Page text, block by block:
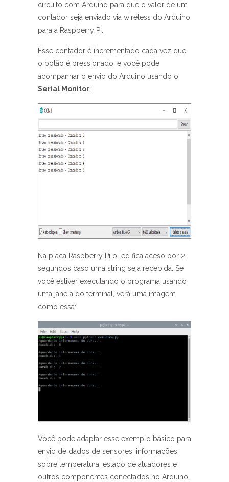
circuito com Arduino para que o valor de um
contador seja enviado via wireless do Arduino
para a Raspberry Pi.
Esse contador é incrementado cada vez que
o botão é pressionado, e você pode
acompanhar o envio do Arduino usando o
Serial Monitor:
Na placa Raspberry Pi o led fica aceso por 2
segundos caso uma string seja recebida. Se
você estiver executando o programa usando
uma janela do terminal, verá uma imagem
como essa:
Você pode adaptar esse exemplo básico para
envio de dados de sensores, informações
sobre temperatura, estado de atuadores e
outros componentes conectados no Arduino.